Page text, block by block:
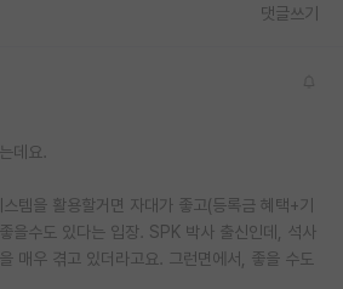
댓글쓰기
데요.
템을 활용할거면 자대가 좋고(등록금 혜택+기
을수도 있다는 입장. SPK 박사 출신인데, 석사
매우 겪고 있더라고요. 그런면에서, 좋을 수도